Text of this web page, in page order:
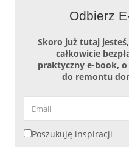
Odbierz
Skoro już tutaj
całkowicie
praktyczny e-book,
do remontu
Poszukuję inspiracji